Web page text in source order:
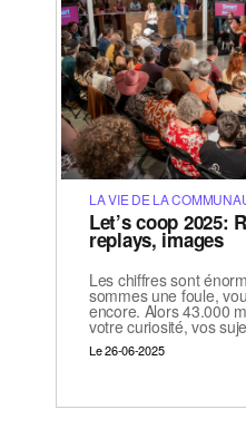
LA VIE DE LA
Let’s coop 2025:
replays, images
Les chiffres sont
sommes une foule,
encore. Alors 43.000
votre curiosité, vos
Le 26-06-2025